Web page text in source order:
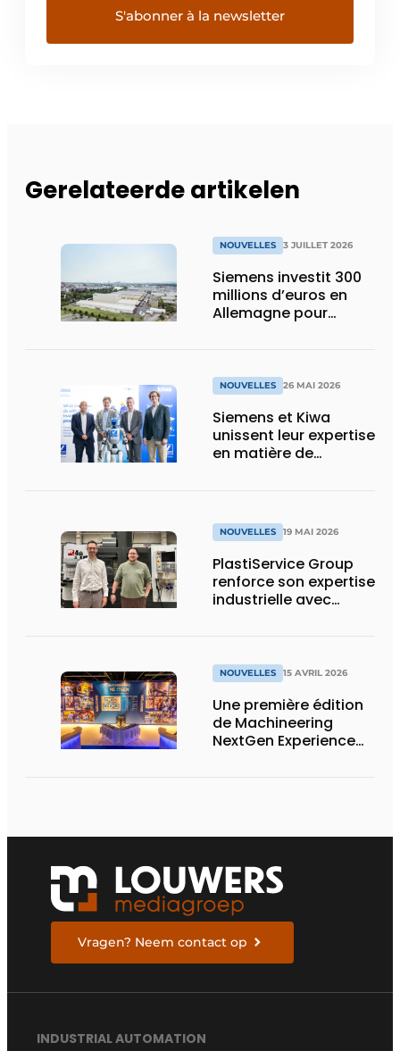
Gerelateerde artikelen
NOUVELLES 3 JUILLET 2026
Siemens investit 300
millions d’euros en
Allemagne pour
NOUVELLES 26 MAI 2026
Siemens et Kiwa
unissent leur expertise
en matière de
réglementation
NOUVELLES 19 MAI 2026
PlastiService Group
renforce son expertise
industrielle avec
(LEM)
NOUVELLES 15 AVRIL 2026
Une première édition
de Machineering
NextGen Experience
Vragen? Neem contact op
INDUSTRIAL AUTOMATION